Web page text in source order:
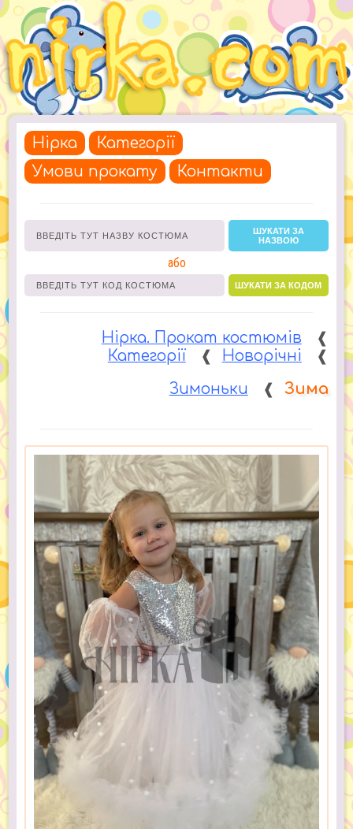
Нірка
Категорії
Умови прокату
Контакти
ШУКАТИ ЗА
НАЗВОЮ
або
ШУКАТИ ЗА КОДОМ
Нірка. Прокат костюмів ❰
Категорії ❰ Новорічні ❰
Зимоньки ❰ Зима